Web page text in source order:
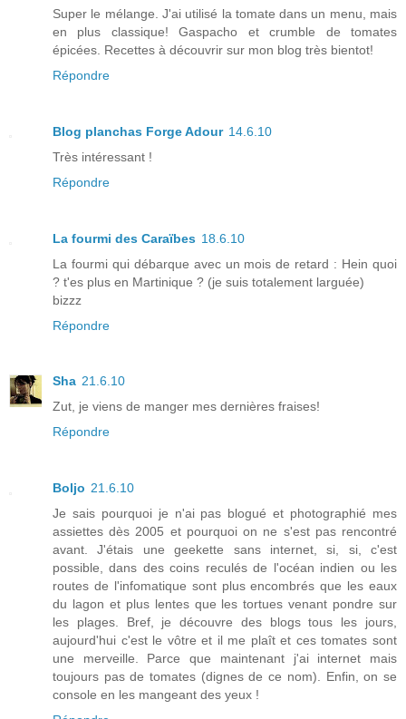
Super le mélange. J'ai utilisé la tomate dans un menu, mais
en plus classique! Gaspacho et crumble de tomates
épicées. Recettes à découvrir sur mon blog très bientot!
Répondre
Blog planchas Forge Adour 14.6.10
Très intéressant !
Répondre
La fourmi des Caraïbes 18.6.10
La fourmi qui débarque avec un mois de retard : Hein quoi
? t'es plus en Martinique ? (je suis totalement larguée)
bizzz
Répondre
Sha 21.6.10
Zut, je viens de manger mes dernières fraises!
Répondre
Boljo 21.6.10
Je sais pourquoi je n'ai pas blogué et photographié mes
assiettes dès 2005 et pourquoi on ne s'est pas rencontré
avant. J'étais une geekette sans internet, si, si, c'est
possible, dans des coins reculés de l'océan indien ou les
routes de l'infomatique sont plus encombrés que les eaux
du lagon et plus lentes que les tortues venant pondre sur
les plages. Bref, je découvre des blogs tous les jours,
aujourd'hui c'est le vôtre et il me plaît et ces tomates sont
une merveille. Parce que maintenant j'ai internet mais
toujours pas de tomates (dignes de ce nom). Enfin, on se
console en les mangeant des yeux !